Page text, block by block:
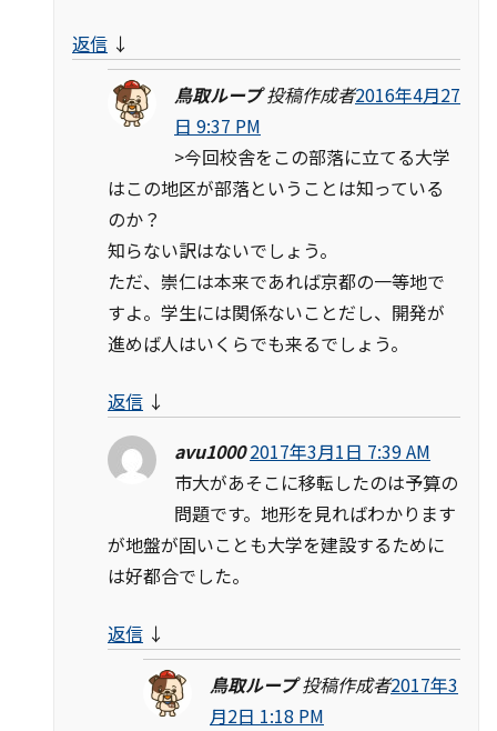
返信 ↓
鳥取ループ 投稿作成者2016年4月27
日 9:37 PM
>今回校舎をこの部落に立てる大学
はこの地区が部落ということは知っている
のか？
知らない訳はないでしょう。
ただ、崇仁は本来であれば京都の一等地で
すよ。学生には関係ないことだし、開発が
進めば人はいくらでも来るでしょう。
返信 ↓
avu1000 2017年3月1日 7:39 AM
市大があそこに移転したのは予算の
問題です。地形を見ればわかります
が地盤が固いことも大学を建設するために
は好都合でした。
返信 ↓
鳥取ループ 投稿作成者2017年3
月2日 1:18 PM